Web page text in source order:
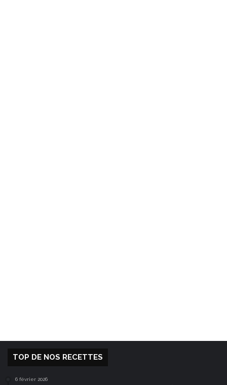
TOP DE NOS RECETTES
6 février 2026